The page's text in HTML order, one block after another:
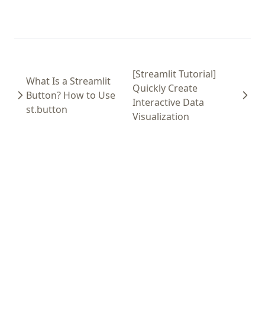
What Is a Streamlit
Button? How to Use
st.button
[Streamlit Tutorial]
Quickly Create
Interactive Data
Visualization